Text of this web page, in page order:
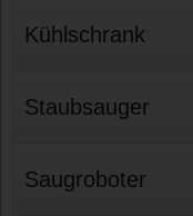
Kühlschrank
Staubsauger
Saugroboter